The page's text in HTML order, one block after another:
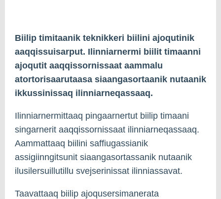
Biilip timitaanik teknikkeri biilini ajoqutinik
aaqqissuisarput. Ilinniarnermi biilit timaanni
ajoqutit aaqqissornissaat aammalu
atortorisaarutaasa siaangasortaanik nutaanik
ikkussinissaq ilinniarneqassaaq.
Ilinniarnermittaaq pingaarnertut biilip timaani
singarnerit aaqqissornissaat ilinniarneqassaaq.
Aammattaaq biilini saffiugassianik
assigiinngitsunit siaangasortassanik nutaanik
ilusilersuillutillu svejserinissat ilinniassavat.
Taavattaaq biilip ajoqusersimanerata